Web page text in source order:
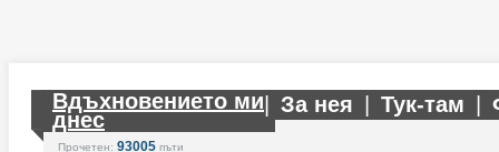
Вдъхновението ми
днес
За нея Тук-там
Прочетен: 93005 пъти